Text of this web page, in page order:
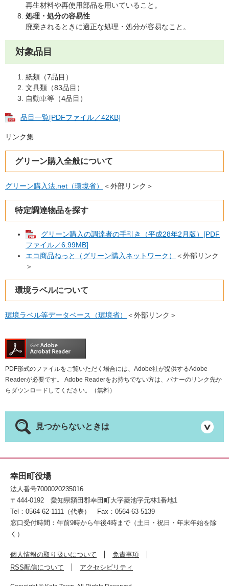
再生材料や再使用部品を用いていること。
処理・処分の容易性
廃棄されるときに適正な処理・処分が容易なこと。
対象品目
紙類（7品目）
文具類（83品目）
自動車等（4品目）
品目一覧[PDFファイル／42KB]
リンク集
グリーン購入全般について
グリーン購入法.net（環境省） ＜外部リンク＞
特定調達物品を探す
グリーン購入の調達者の手引き（平成28年2月版）[PDF
ファイル／6.99MB]
エコ商品ねっと（グリーン購入ネットワーク）
＜外部リンク
＞
環境ラベルについて
環境ラベル等データベース（環境省） ＜外部リンク＞
PDF形式のファイルをご覧いただく場合には、Adobe社が提供するAdobe
Readerが必要です。
Adobe Readerをお持ちでない方は、バナーのリンク先か
らダウンロードしてください。（無料）
見つからないときは
幸田町役場
法人番号7000020235016
〒444-0192
愛知県額田郡幸田町大字菱池字元林1番地1
Tel：0564-62-1111（代表）
Fax：0564-63-5139
窓口受付時間：午前9時から午後4時まで（土日・祝日・年末年始を除
く）
個人情報の取り扱いについて
免責事項
RSS配信について
アクセシビリティ